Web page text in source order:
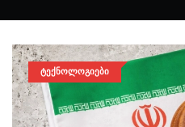
ᲢᲔᲥᲜᲝᲚᲝᲒᲘᲔᲑᲘ